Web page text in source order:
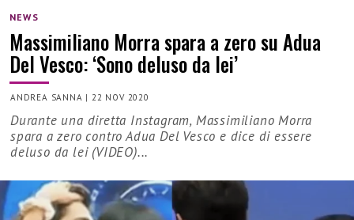
NEWS
Massimiliano Morra spara a zero su Adua
Del Vesco: ‘Sono deluso da lei’
ANDREA SANNA | 22 NOV 2020
Durante una diretta Instagram, Massimiliano Morra
spara a zero contro Adua Del Vesco e dice di essere
deluso da lei (VIDEO)...